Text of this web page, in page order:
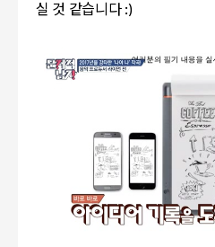
실 것 같습니다 :)